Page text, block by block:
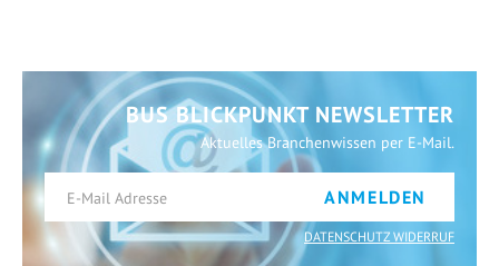
BUS BLICKPUNKT NEWSLETTER
Aktuelles Branchenwissen per E-Mail.
ANMELDEN
DATENSCHUTZ WIDERRUF